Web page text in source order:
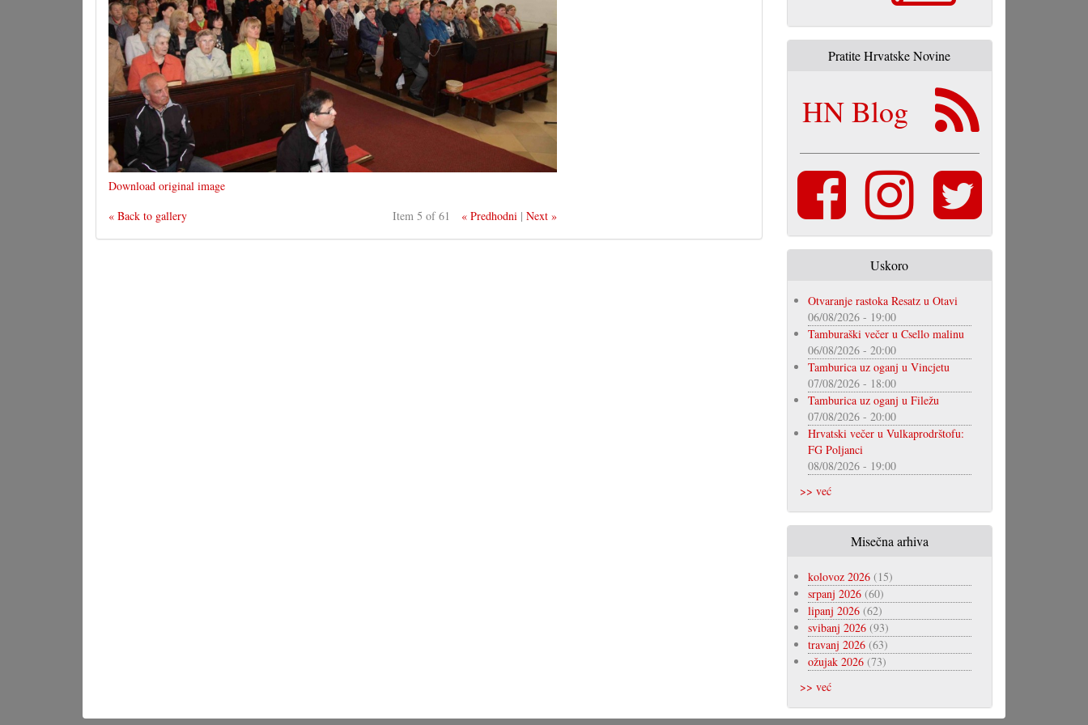
Download original image
« Back to gallery
Item 5 of 61 « Predhodni |Next »
Pratite Hrvatske Novine
HN Blog
Uskoro
Otvaranje rastoka Resatz u Otavi
06/08/2026 - 19:00
Tamburaški večer u Csello malinu
06/08/2026 - 20:00
Tamburica uz oganj u Vincjetu
07/08/2026 - 18:00
Tamburica uz oganj u Filežu
07/08/2026 - 20:00
Hrvatski večer u Vulkaprodrštofu:
FG Poljanci
08/08/2026 - 19:00
>> već
Misečna arhiva
kolovoz 2026(15)
srpanj 2026(60)
lipanj 2026(62)
svibanj 2026(93)
travanj 2026(63)
ožujak 2026(73)
>> već